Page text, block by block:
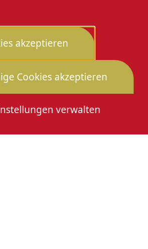
akzeptieren
Cookies akzeptieren
verwalten